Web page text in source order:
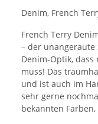
Denim, French
French Terry
– der unangeraute
Denim-Optik,
muss! Das
und ist auch im
sehr gerne
bekannten